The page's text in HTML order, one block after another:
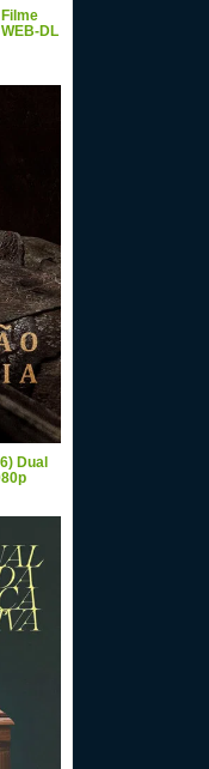
DL
Dual